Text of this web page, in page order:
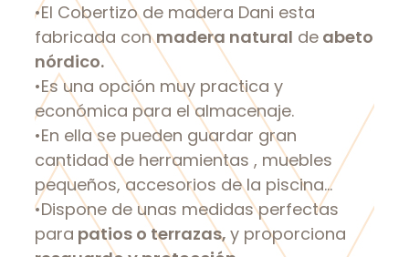
•El Cobertizo de madera Dani esta
fabricada conmadera natural de abeto
nórdico.
•Es una opción muy practica y
económica para el almacenaje.
•En ella se pueden guardar gran
cantidad de herramientas , muebles
pequeños, accesorios de la piscina…
•Dispone de unas medidas perfectas
para patios o terrazas, y proporciona